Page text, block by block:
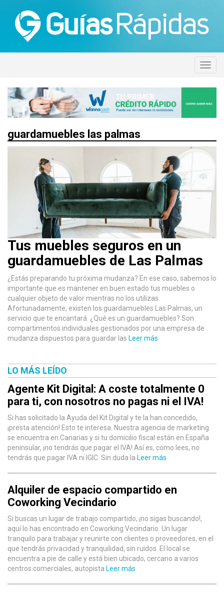
guardamuebles las palmas
Tus muebles seguros en un
guardamuebles de Las Palmas
¿Estás preparando tu próxima mudanza? En ese caso, sabemos lo
importante que es mantener en buen estado tus muebles o
cualquier objeto de valor mientras no los utilizas.
Afortunadamente, existen los guardamuebles Las Palmas, un
servicio que te encantará. ¿Qué es un guardamuebles? Son
compartimentos individuales gestionados por una empresa de
mudanza dispuestos para guardar las Leer más
LO MÁS LEÍDO
Agente Kit Digital: A coste totalmente 0
para ti, con nosotros no pagas ni el IVA!
Si has solicitado la Ayuda del Kit Digital y te la han concedido,
¡presta atención! Esto te interesa. Nuestra agencia de marketing
se encuentra en Canarias y si tu domicilio fiscal están en España
peninsular, ¡no tendrás que pagar el IVA! Así es, como lees, no
tendrás que pagar IVA ni IGIC. Sin duda la Leer más
Alquiler de espacio compartido en
Coworking Vecindario
Si buscas un lugar de trabajo compartido, ¡no sigas buscando!,
aquí lo has encontrado en Coworking Vecindario. Un lugar
tranquilo para trabajar y reunirte con clientes o proveedores, en el
que tendrás privacidad y tranquilidad, sin ruidos. El local se
encuentra a pie de calle y está bien ubicado, cercano a varios
centros comerciales, autopista Leer más